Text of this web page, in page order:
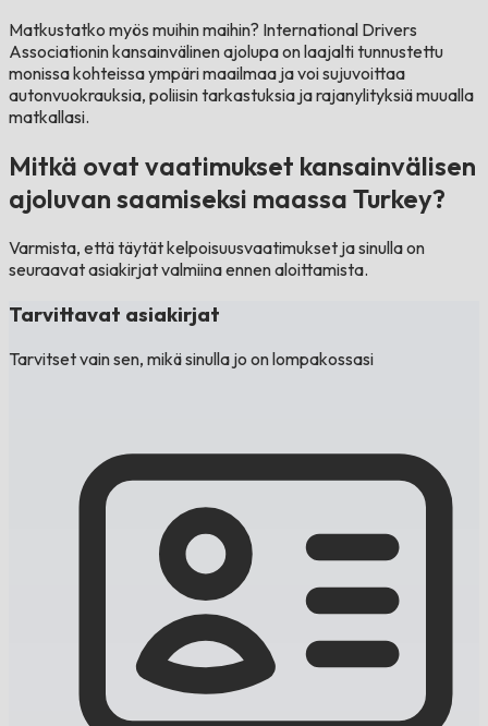
Matkustatko myös muihin maihin? International Drivers
Associationin kansainvälinen ajolupa on laajalti tunnustettu
monissa kohteissa ympäri maailmaa ja voi sujuvoittaa
autonvuokrauksia, poliisin tarkastuksia ja rajanylityksiä muualla
matkallasi.
Mitkä ovat vaatimukset kansainvälisen
ajoluvan saamiseksi maassa Turkey?
Varmista, että täytät kelpoisuusvaatimukset ja sinulla on
seuraavat asiakirjat valmiina ennen aloittamista.
Tarvittavat asiakirjat
Tarvitset vain sen, mikä sinulla jo on lompakossasi